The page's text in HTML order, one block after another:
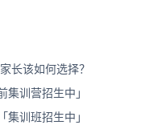
长该如何选择？
训营招生中」
训班招生中」